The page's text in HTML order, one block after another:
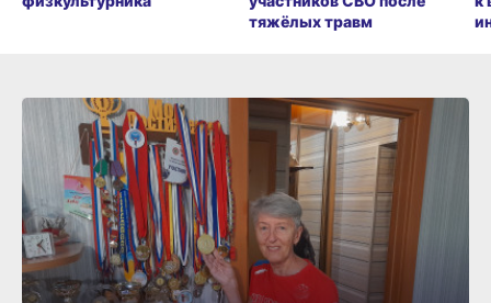
тяжёлых травм